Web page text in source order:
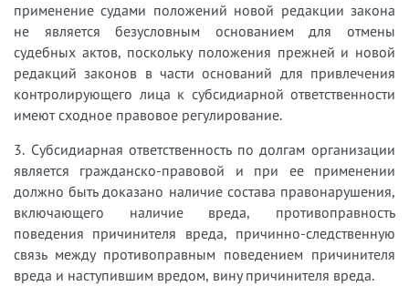
применение судами положений новой редакции закона
не является безусловным основанием для отмены
судебных актов, поскольку положения прежней и новой
редакций законов в части оснований для привлечения
контролирующего лица к субсидиарной ответственности
имеют сходное правовое регулирование.
3. Субсидиарная ответственность по долгам организации
является гражданско-правовой и при ее применении
должно быть доказано наличие состава правонарушения,
включающего наличие вреда, противоправность
поведения причинителя вреда, причинно-следственную
связь между противоправным поведением причинителя
вреда и наступившим вредом, вину причинителя вреда.